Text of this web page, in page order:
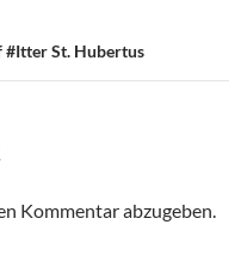
#Itter St. Hubertus
Kommentar abzugeben.